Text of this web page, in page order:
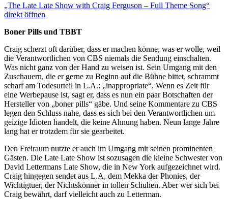
Ferguson
–
Full
Theme
Song“
YouTube
anzeigen
„The Late Late Show with Craig Ferguson – Full Theme Song“
direkt öffnen
Boner Pills und TBBT
Craig scherzt oft darüber, dass er machen könne, was er wolle, weil
die Verantwortlichen von CBS niemals die Sendung einschalten.
Was nicht ganz von der Hand zu weisen ist. Sein Umgang mit den
Zuschauern, die er gerne zu Beginn auf die Bühne bittet, schrammt
scharf am Todesurteil in L.A.: „inappropriate“. Wenn es Zeit für
eine Werbepause ist, sagt er, dass es nun ein paar Botschaften der
Hersteller von „boner pills“ gäbe. Und seine Kommentare zu CBS
legen den Schluss nahe, dass es sich bei den Verantwortlichen um
geizige Idioten handelt, die keine Ahnung haben. Neun lange Jahre
lang hat er trotzdem für sie gearbeitet.
Den Freiraum nutzte er auch im Umgang mit seinen prominenten
Gästen. Die Late Late Show ist sozusagen die kleine Schwester von
David Lettermans Late Show, die in New York aufgezeichnet wird.
Craig hingegen sendet aus L.A, dem Mekka der Phonies, der
Wichtigtuer, der Nichtskönner in tollen Schuhen. Aber wer sich bei
Craig bewährt, darf vielleicht auch zu Letterman.